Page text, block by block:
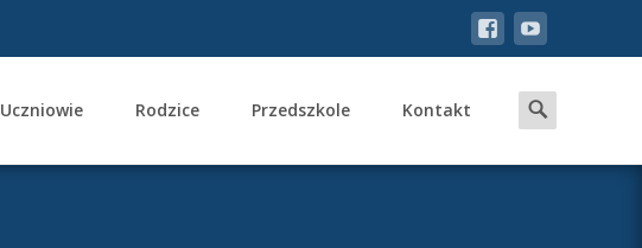
Uczniowie Rodzice Przedszkole Kontakt
Search
for: